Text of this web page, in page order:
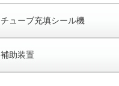
チューブ充填シール機
補助装置